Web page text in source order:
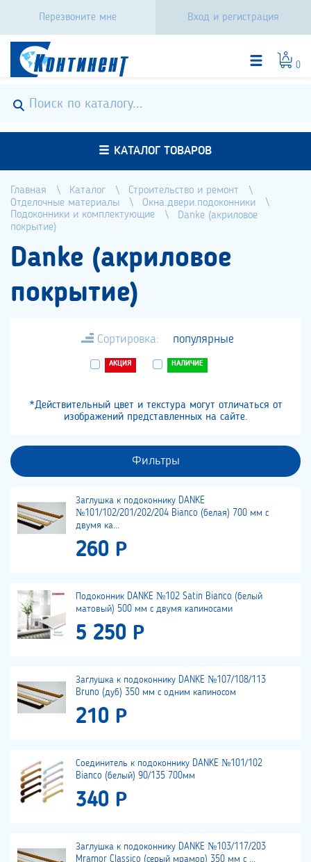
Перезвоните мне Вход и регистрация
0
КАТАЛОГ ТОВАРОВ
Главная Каталог
Строительство и ремонт
Отделочные материалы
Окна.двери.подоконники
Подоконники и комплектующие
Danke (акриловое
покрытие)
Danke (акриловое
покрытие)
Сортировка: популярные
АКЦИЯ НАЛИЧИЕ
*Действительный цвет и текстура могут отличаться от
изображений представленных на сайте.
Фильтры
Заглушка к подоконнику DANKE
№101/102/201/202/204 Bianco (белая) 700 мм с
двумя ка...
260 Р
Подоконник DANKE №102 Satin Bianco (белый
матовый) 500 мм с двумя капиносами
5 250 Р
Заглушка к подоконнику DANKE №107/108/113
Bruno (дуб) 350 мм с одним капиносом
210 Р
Соединитель к подоконнику DANKE №101/102
Bianco (белый) 90/135 700мм
340 Р
Заглушка к подоконнику DANKE №103/117/203
Mramor Classico (серый мрамор) 350 мм с ...